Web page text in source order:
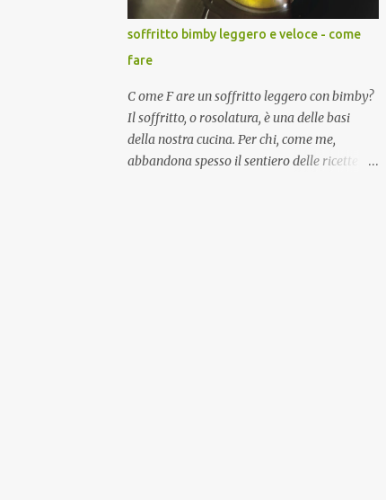
soffritto bimby leggero e veloce - come
fare
C ome F are un soffritto leggero con bimby?
Il soffritto, o rosolatura, è una delle basi
della nostra cucina. Per chi, come me,
abbandona spesso il sentiero delle ricette